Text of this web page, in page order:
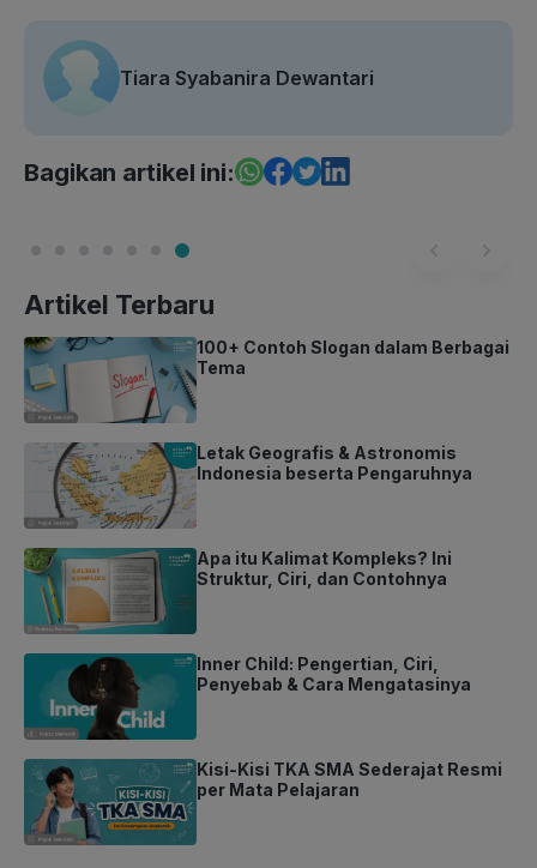
Tiara Syabanira Dewantari
Bagikan artikel ini:
Artikel Terbaru
100+ Contoh Slogan dalam Berbagai
Tema
Letak Geografis & Astronomis
Indonesia beserta Pengaruhnya
Apa itu Kalimat Kompleks? Ini
Struktur, Ciri, dan Contohnya
Inner Child: Pengertian, Ciri,
Penyebab & Cara Mengatasinya
Kisi-Kisi TKA SMA Sederajat Resmi
per Mata Pelajaran